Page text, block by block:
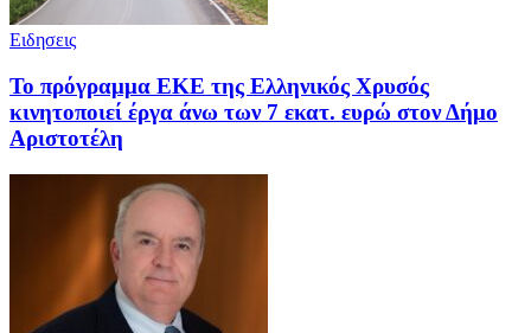
Ειδησεις
Το πρόγραμμα ΕΚΕ της Ελληνικός Χρυσός
κινητοποιεί έργα άνω των 7 εκατ. ευρώ στον Δήμο
Αριστοτέλη